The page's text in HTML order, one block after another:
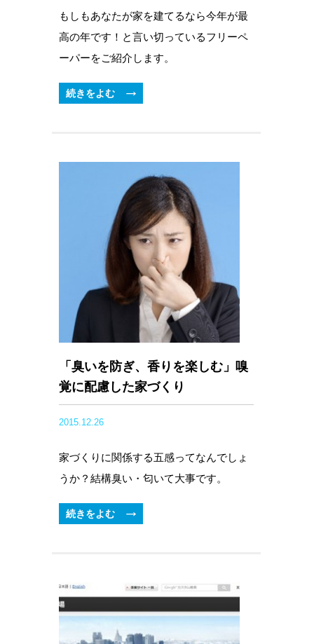
もしもあなたが家を建てるなら今年が最
高の年です！と言い切っているフリーペ
ーパーをご紹介します。
続きをよむ
「臭いを防ぎ、香りを楽しむ」嗅
覚に配慮した家づくり
2015.12.26
家づくりに関係する五感ってなんでしょ
うか？結構臭い・匂いて大事です。
続きをよむ